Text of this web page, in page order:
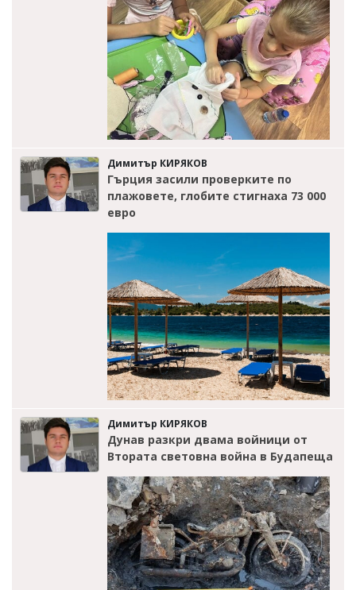
Димитър КИРЯКОВ
Гърция засили проверките по
плажовете, глобите стигнаха 73 000
евро
Димитър КИРЯКОВ
Дунав разкри двама войници от
Втората световна война в Будапеща